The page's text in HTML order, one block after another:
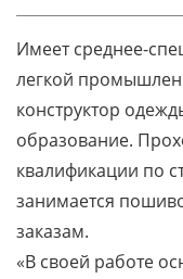
Имеет среднее-
легкой
конструктор
образование.
квалификации по
занимается
заказам.
«В своей работе